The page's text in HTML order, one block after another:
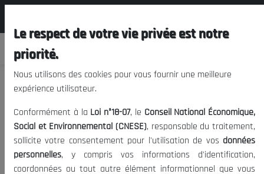
Nous vous prions de nous
excuser, mais l'accès à ce
contenu est restreint.
Le respect de votre vie privée est notre
priorité.
Nous utilisons des cookies pour vous fournir une meilleure
expérience utilisateur.
Conformément à la Loi n°18-07, le Conseil National Économique,
Social et Environnemental (CNESE), responsable du traitement,
sollicite votre consentement pour l'utilisation de vos données
personnelles, y compris vos informations d'identification,
coordonnées ou tout autre élément informationnel que vous